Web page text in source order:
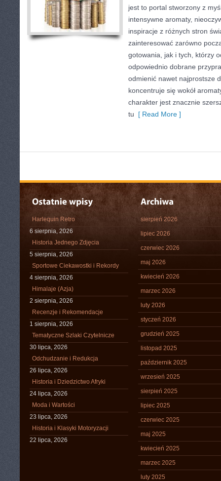
jest to portal stworzony z
intensywne aromaty,
inspiracje z różnych stron
zainteresować zarówno
gotowania, jak i tych, którzy
odpowiednio dobrane
odmienić nawet najprostsze
koncentruje się wokół
charakter jest znacznie
tu [ Read More ]
Harlequin Retro
6 sierpnia, 2026
Historia Jednego Zdjęcia
5 sierpnia, 2026
Sportowe Ciekawostki i Rekordy
4 sierpnia, 2026
Himalaje (Azja)
2 sierpnia, 2026
Recenzje i Rekomendacje
1 sierpnia, 2026
Tematyczne Szlaki Czytelnicze
30 lipca, 2026
Odchudzanie i Redukcja
26 lipca, 2026
Historia i Dziedzictwo Afryki
24 lipca, 2026
Moda i Wartości
23 lipca, 2026
Historia i Klasyki Motoryzacji
22 lipca, 2026
sierpień 2026
lipiec 2026
czerwiec 2026
maj 2026
kwiecień 2026
marzec 2026
luty 2026
styczeń 2026
grudzień 2025
listopad 2025
październik 2025
wrzesień 2025
sierpień 2025
lipiec 2025
czerwiec 2025
maj 2025
kwiecień 2025
marzec 2025
luty 2025